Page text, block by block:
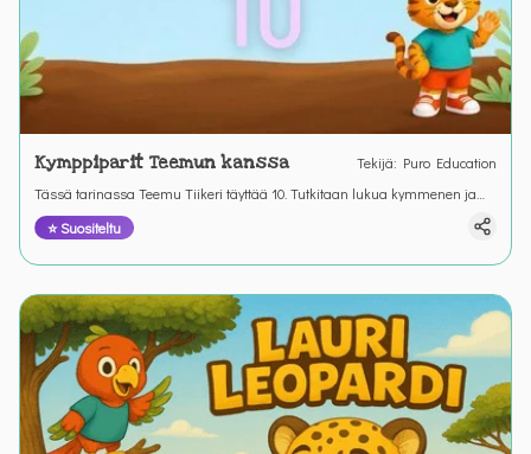
Kymppiparit Teemun kanssa Tekijä: Puro Education
Tässä tarinassa Teemu Tiikeri täyttää 10. Tutkitaan lukua kymmenen ja
kymppipareja tai syänlukuja jotka aina yhdessä ovat luku 10.
⭐ Suositeltu